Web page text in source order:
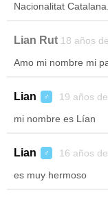
Nacionalitat Catalana.
Lian Rut 18 años
Amo mi nombre mi
Lian ♂ 19 años
mi nombre es Lían
Lian ♂ 16 años
es muy hermoso